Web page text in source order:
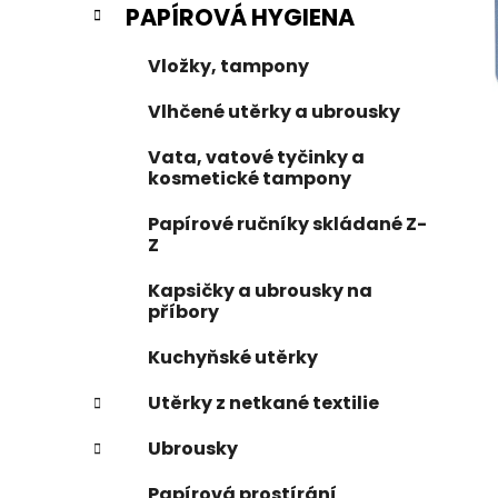
n
i
PAPÍROVÁ HYGIENA
Vložky, tampony
Vlhčené utěrky a ubrousky
Vata, vatové tyčinky a
kosmetické tampony
Papírové ručníky skládané Z-
Z
Kapsičky a ubrousky na
příbory
Kuchyňské utěrky
Utěrky z netkané textilie
Ubrousky